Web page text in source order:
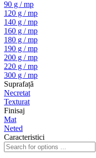
90 g / mp
120 g / mp
140 g / mp
160 g / mp
180 g / mp
190 g / mp
200 g / mp
220 g / mp
300 g / mp
Suprafață
Necretat
Texturat
Finisaj
Mat
Neted
Caracteristici